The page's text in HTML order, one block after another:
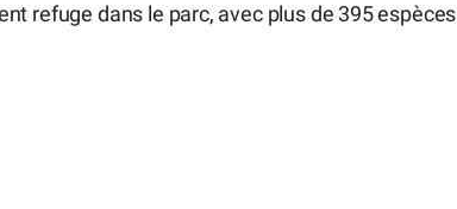
refuge dans le parc, avec plus de 395 espèces